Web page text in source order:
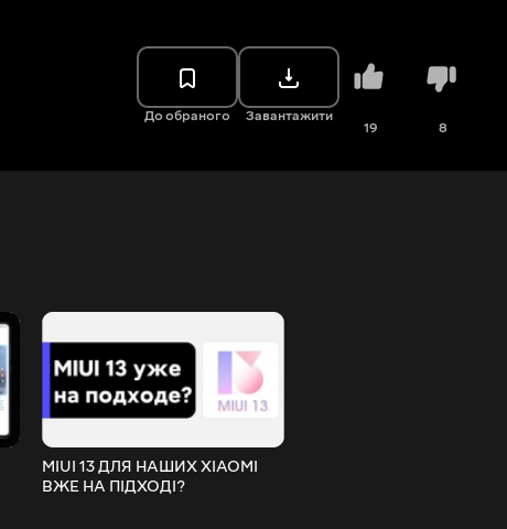
До обраного Завантажити
19 8
MIUI 13 ДЛЯ НАШИХ XIAOMI
ВЖЕ НА ПІДХОДІ?